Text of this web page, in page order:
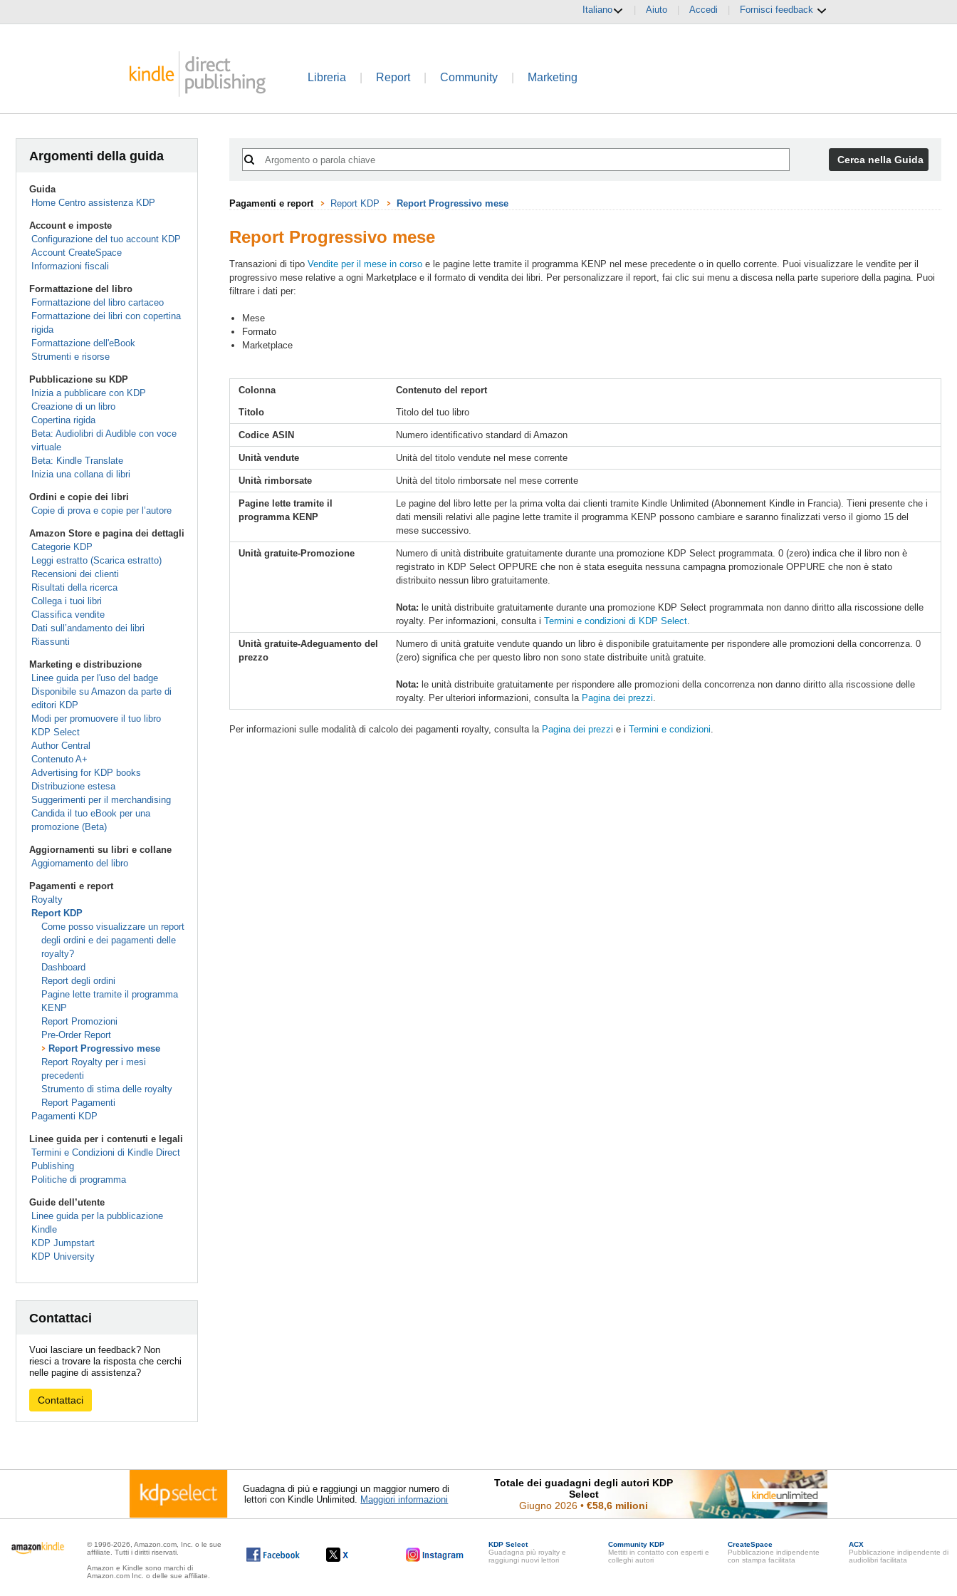
Italiano Aiuto Accedi Fornisci feedback
Libreria Report Community Marketing
Argomenti della guida
Guida
Home Centro assistenza KDP
Account e imposte
Configurazione del tuo account KDP
Account CreateSpace
Informazioni fiscali
Formattazione del libro
Formattazione del libro cartaceo
Formattazione dei libri con copertina
rigida
Formattazione dell'eBook
Strumenti e risorse
Pubblicazione su KDP
Inizia a pubblicare con KDP
Creazione di un libro
Copertina rigida
Beta: Audiolibri di Audible con voce
virtuale
Beta: Kindle Translate
Inizia una collana di libri
Ordini e copie dei libri
Copie di prova e copie per l’autore
Amazon Store e pagina dei dettagli
Categorie KDP
Leggi estratto (Scarica estratto)
Recensioni dei clienti
Risultati della ricerca
Collega i tuoi libri
Classifica vendite
Dati sull’andamento dei libri
Riassunti
Marketing e distribuzione
Linee guida per l'uso del badge
Disponibile su Amazon da parte di
editori KDP
Modi per promuovere il tuo libro
KDP Select
Author Central
Contenuto A+
Advertising for KDP books
Distribuzione estesa
Suggerimenti per il merchandising
Candida il tuo eBook per una
promozione (Beta)
Aggiornamenti su libri e collane
Aggiornamento del libro
Pagamenti e report
Royalty
Report KDP
Come posso visualizzare un report
degli ordini e dei pagamenti delle
royalty?
Dashboard
Report degli ordini
Pagine lette tramite il programma
KENP
Report Promozioni
Pre-Order Report
Report Progressivo mese
Report Royalty per i mesi
precedenti
Strumento di stima delle royalty
Report Pagamenti
Pagamenti KDP
Linee guida per i contenuti e legali
Termini e Condizioni di Kindle Direct
Publishing
Politiche di programma
Guide dell’utente
Linee guida per la pubblicazione
Kindle
KDP Jumpstart
KDP University
Contattaci
Vuoi lasciare un feedback? Non
riesci a trovare la risposta che cerchi
nelle pagine di assistenza?
Contattaci
Cerca nella Guida
Pagamenti e report Report KDP Report Progressivo mese
Report Progressivo mese
Transazioni di tipo Vendite per il mese in corso e le pagine lette tramite il programma KENP nel mese precedente o in quello corrente. Puoi visualizzare le vendite per il
progressivo mese relative a ogni Marketplace e il formato di vendita dei libri. Per personalizzare il report, fai clic sui menu a discesa nella parte superiore della pagina. Puoi
filtrare i dati per:
Mese
Formato
Marketplace
Colonna Contenuto del report
Titolo Titolo del tuo libro
Codice ASIN Numero identificativo standard di Amazon
Unità vendute Unità del titolo vendute nel mese corrente
Unità rimborsate Unità del titolo rimborsate nel mese corrente
Pagine lette tramite il
programma KENP
Le pagine del libro lette per la prima volta dai clienti tramite Kindle Unlimited (Abonnement Kindle in Francia). Tieni presente che i
dati mensili relativi alle pagine lette tramite il programma KENP possono cambiare e saranno finalizzati verso il giorno 15 del
mese successivo.
Unità gratuite-Promozione
Numero di unità distribuite gratuitamente durante una promozione KDP Select programmata. 0 (zero) indica che il libro non è
registrato in KDP Select OPPURE che non è stata eseguita nessuna campagna promozionale OPPURE che non è stato
distribuito nessun libro gratuitamente.
Nota: le unità distribuite gratuitamente durante una promozione KDP Select programmata non danno diritto alla riscossione delle
royalty. Per informazioni, consulta i Termini e condizioni di KDP Select.
Unità gratuite-Adeguamento del
prezzo
Numero di unità gratuite vendute quando un libro è disponibile gratuitamente per rispondere alle promozioni della concorrenza. 0
(zero) significa che per questo libro non sono state distribuite unità gratuite.
Nota: le unità distribuite gratuitamente per rispondere alle promozioni della concorrenza non danno diritto alla riscossione delle
royalty. Per ulteriori informazioni, consulta la Pagina dei prezzi.
Per informazioni sulle modalità di calcolo dei pagamenti royalty, consulta la Pagina dei prezzi e i Termini e condizioni.
Guadagna di più e raggiungi un maggior numero di
lettori con Kindle Unlimited. Maggiori informazioni
Totale dei guadagni degli autori KDP
Select
Giugno 2026 •€58,6 milioni
© 1996-2026, Amazon.com, Inc. o le sue
affiliate. Tutti i diritti riservati.
Amazon e Kindle sono marchi di
Amazon.com Inc. o delle sue affiliate.
KDP Select
Guadagna più royalty e
raggiungi nuovi lettori
Community KDP
Mettiti in contatto con esperti e
colleghi autori
CreateSpace
Pubblicazione indipendente
con stampa facilitata
ACX
Pubblicazione indipendente di
audiolibri facilitata